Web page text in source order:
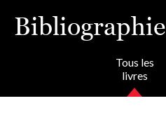
Bibliographie
Tous les
livres